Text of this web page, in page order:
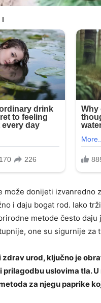
može donijeti izvanredno
i daju bogat rod. Iako
metode često
one su sigurnije za
zdrav urod, ključno je
prilagodbu uslovima tla.
za njegu paprike